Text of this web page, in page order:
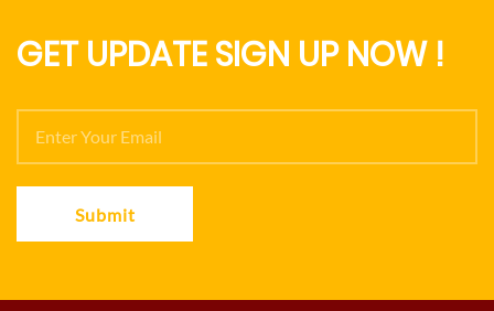
GET UPDATE SIGN UP NOW !
Submit